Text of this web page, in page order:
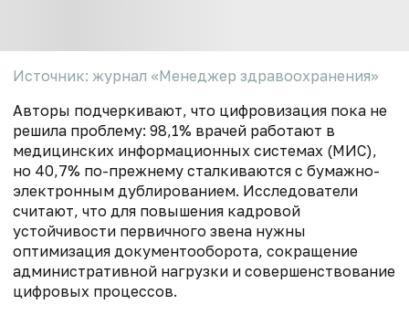
Источник: журнал «Менеджер здравоохранения»
Авторы подчеркивают, что цифровизация пока не
решила проблему: 98,1% врачей работают в
медицинских информационных системах (МИС),
но 40,7% по-прежнему сталкиваются с бумажно-
электронным дублированием. Исследователи
считают, что для повышения кадровой
устойчивости первичного звена нужны
оптимизация документооборота, сокращение
административной нагрузки и совершенствование
цифровых процессов.